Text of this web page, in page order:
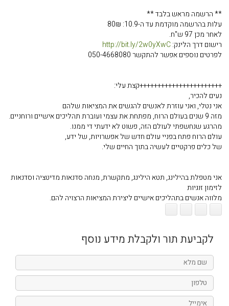
לקביעת תור ולקבלת מידע נוסף
שם
מלא
טלפון
אימייל
** הרשמה מראש בלבד **
עלות בהרשמה מוקדמת עד ה-10.9: 80₪
לאחר מכן 97 ש"ח.
רישום דרך הלינק:http://bit.ly/2w0yXwC
לפרטים נוספים אפשר להתקשר 050-4668080
+++++++++++++++++++++++קצת עלי:
נעים להכיר,
אני נטלי, ואני עוזרת לאנשים להגשים את המציאות שלהם​
מזה 9 שנים בעולם הרוח, מפתחת את עצמי ועוברת תהליכים אישיים ורוחניים.
מהרגע שנחשפתי לעולם הזה, פשוט לא ידעתי די ממנו.
עולם הרוח פתח בפניי עולם חדש של אפשרויות, של ידע,
של כלים פרקטיים לעשיה בתוך החיים שלי.
אני מטפלת בהילינג, תטא הילינג, מתקשרת, מנחה סדנאות מדיטציה וסדנאות
לזימון זוגיות
מלווה אנשים בתהליכים אישיים ליצירת המציאות הרצויה להם.